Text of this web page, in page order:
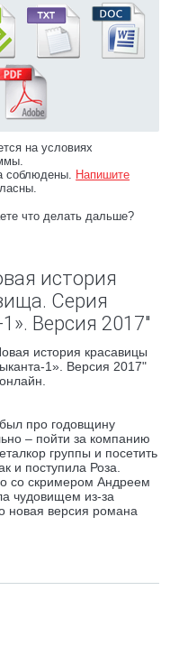
на условиях
соблюдены. Напишите
что делать дальше?
история
Серия
Версия 2017"
история красавицы
1». Версия 2017"
про годовщину
– пойти за компанию
группы и посетить
и поступила Роза.
со скримером Андреем
чудовищем из-за
новая версия романа